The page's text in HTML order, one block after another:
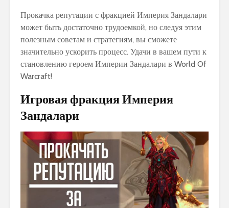
Прокачка репутации с фракцией Империя Зандалари
может быть достаточно трудоемкой, но следуя этим
полезным советам и стратегиям, вы сможете
значительно ускорить процесс. Удачи в вашем пути к
становлению героем Империи Зандалари в World Of
Warcraft!
Игровая фракция Империя
Зандалари